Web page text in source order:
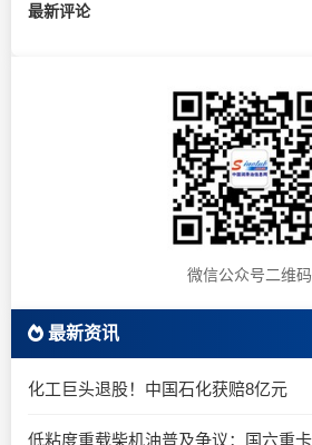
最新评论
微信公众号二维码
最新资讯
化工巨头退股！中国石化获赔8亿元